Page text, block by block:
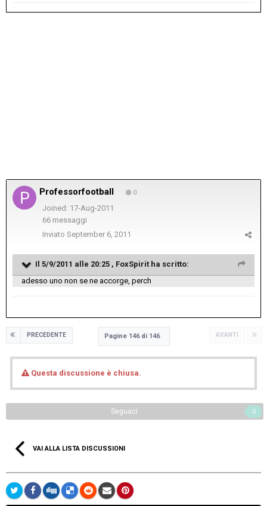
Professorfootball 0
Joined: 17-Aug-2011
66 messaggi
Inviato September 6, 2011
Il 5/9/2011 alle 20:25 , FoxSpirit ha scritto:
adesso uno non se ne accorge, perch
PRECEDENTE AVANTI
Pagine 146 di 146
Questa discussione è chiusa.
Seguaci 0
VAI ALLA LISTA DISCUSSIONI